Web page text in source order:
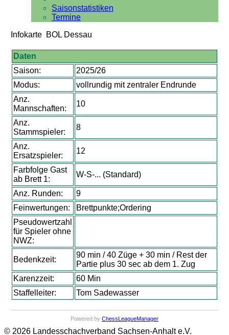
Saisonstatistiken
Termine
Infokarte BOL Dessau
Daten
Saison:
2025/26
Modus:
vollrundig mit zentraler Endrunde
Anz.
Mannschaften:
10
Anz.
Stammspieler:
8
Anz.
Ersatzspieler:
12
Farbfolge Gast
ab Brett 1:
W-S-... (Standard)
Anz. Runden:
9
Feinwertungen:
Brettpunkte;Ordering
Pseudowertzahl
für Spieler ohne
NWZ:
Bedenkzeit:
90 min / 40 Züge + 30 min / Rest der
Partie plus 30 sec ab dem 1. Zug
Karenzzeit:
60 Min
Staffelleiter:
Tom Sadewasser
Powered by ChessLeagueManager
© 2026 Landesschachverband Sachsen-Anhalt e.V.